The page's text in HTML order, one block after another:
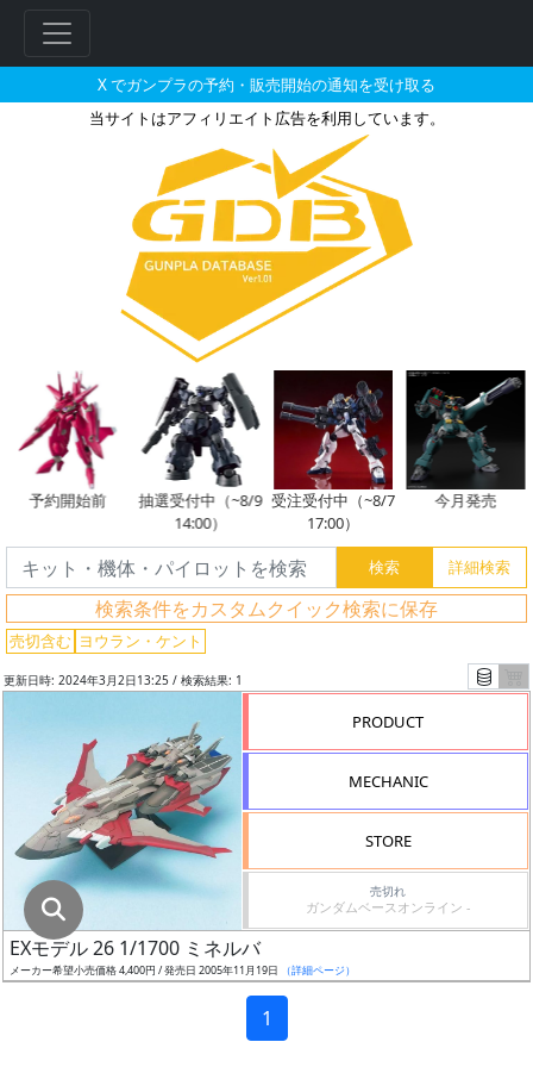
X でガンプラの予約・販売開始の通知を受け取る
当サイトはアフィリエイト広告を利用しています。
ヨウラン・ケントが搭乗した機
予約開始前
抽選受付中（~8/9
14:00）
受注受付中（~8/7
17:00）
今月発売
検索条件をカスタムクイック検索に保存
売切含む ヨウラン・ケント
索
グ
レ
ド
成
形
色
更新日時: 2024年3月2日13:25 / 検索結果: 1
PRODUCT
MECHANIC
STORE
売切れ
ガンダムベースオンライン -
EXモデル 26 1/1700 ミネルバ
メーカー希望小売価格 4,400円 / 発売日 2005年11月19日 （詳細ページ）
1